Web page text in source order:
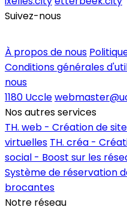
Suivez-nous
À propos de nous
Conditions générales
nous
1180 Uccle
Nos autres services
TH. web - Création de
virtuelles TH. créa -
social - Boost sur les
Système de réservation
brocantes
Notre réseau